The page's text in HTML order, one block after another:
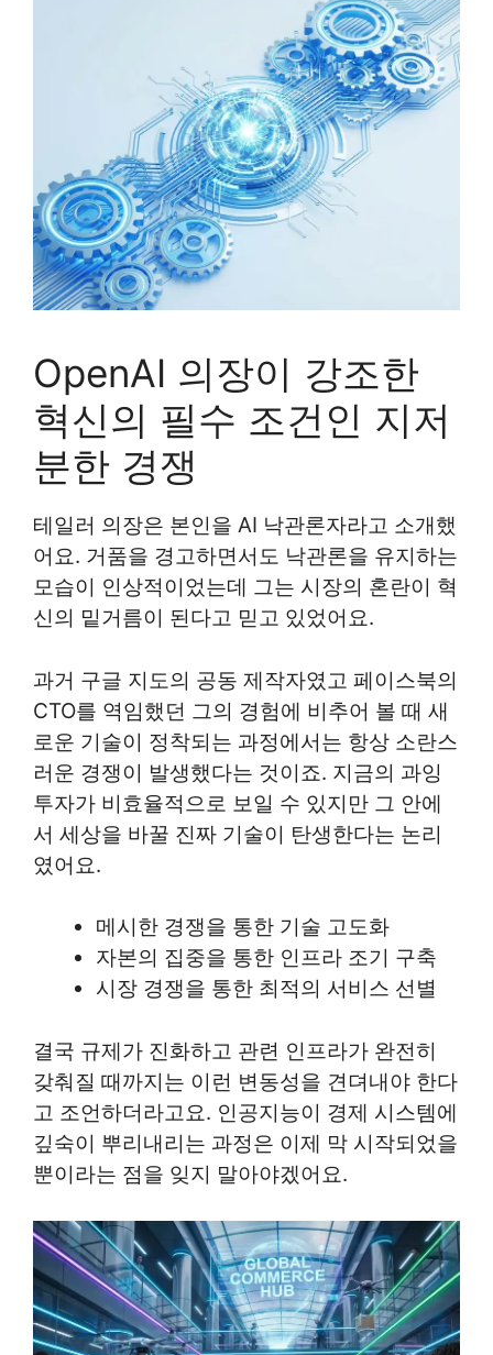
OpenAI 의장이 강조한
혁신의 필수 조건인 지저
분한 경쟁
테일러 의장은 본인을 AI 낙관론자라고 소개했
어요. 거품을 경고하면서도 낙관론을 유지하는
모습이 인상적이었는데 그는 시장의 혼란이 혁
신의 밑거름이 된다고 믿고 있었어요.
과거 구글 지도의 공동 제작자였고 페이스북의
CTO를 역임했던 그의 경험에 비추어 볼 때 새
로운 기술이 정착되는 과정에서는 항상 소란스
러운 경쟁이 발생했다는 것이죠. 지금의 과잉
투자가 비효율적으로 보일 수 있지만 그 안에
서 세상을 바꿀 진짜 기술이 탄생한다는 논리
였어요.
메시한 경쟁을 통한 기술 고도화
자본의 집중을 통한 인프라 조기 구축
시장 경쟁을 통한 최적의 서비스 선별
결국 규제가 진화하고 관련 인프라가 완전히
갖춰질 때까지는 이런 변동성을 견뎌내야 한다
고 조언하더라고요. 인공지능이 경제 시스템에
깊숙이 뿌리내리는 과정은 이제 막 시작되었을
뿐이라는 점을 잊지 말아야겠어요.